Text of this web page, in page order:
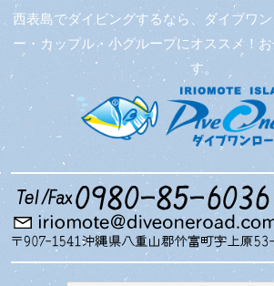
西表島でダイビングするなら、ダイブワ
ー・カップル・小グループにオススメ！
す。